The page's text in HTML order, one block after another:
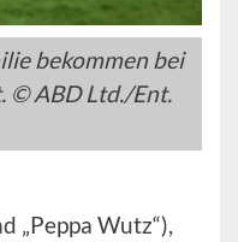
bekommen bei
© ABD Ltd./Ent.
„Peppa Wutz“),